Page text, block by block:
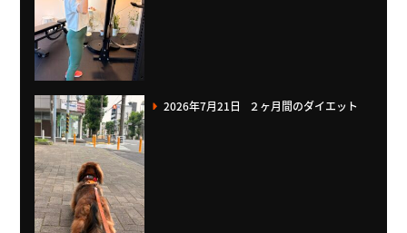
2026年7月21日 ２ヶ月間のダイエット